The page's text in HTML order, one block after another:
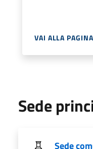
VAI ALLA PAGINA
Sede
Sede